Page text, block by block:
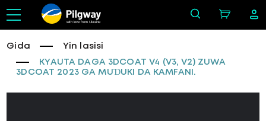
with love from Ukraine
Gida
Yin lasisi
KYAUTA DAGA 3DCOAT V4 (V3, V2) ZUWA
3DCOAT 2023 GA MUƊUKI DA KAMFANI.